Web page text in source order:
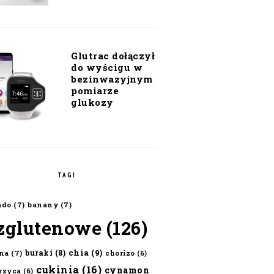
Glutrac dołączył
do wyścigu w
bezinwazyjnym
pomiarze
glukozy
TAGI
(7) banany (7)
(126)
(7) buraki (8) chia (9) chorizo (6)
(6) cukinia (16) cynamon